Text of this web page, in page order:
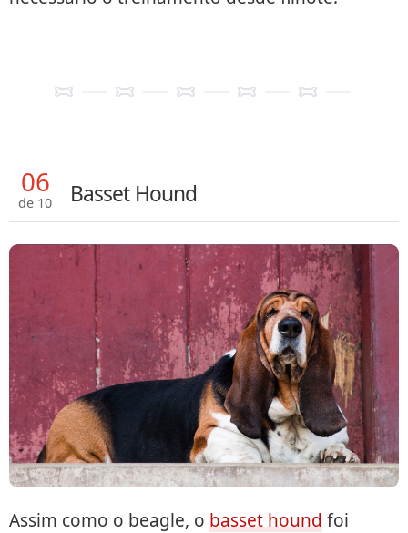
06
de 10 Basset Hound
Assim como o beagle, o basset hound foi